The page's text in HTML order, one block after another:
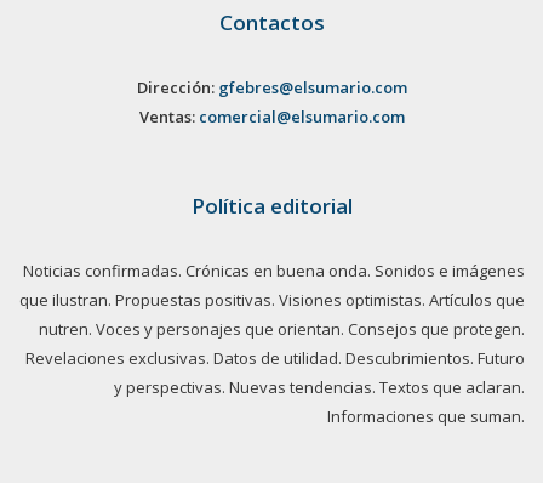
Contactos
Dirección: gfebres@elsumario.com
Ventas: comercial@elsumario.com
Política editorial
Noticias confirmadas. Crónicas en buena onda. Sonidos e imágenes
que ilustran. Propuestas positivas. Visiones optimistas. Artículos que
nutren. Voces y personajes que orientan. Consejos que protegen.
Revelaciones exclusivas. Datos de utilidad. Descubrimientos. Futuro
y perspectivas. Nuevas tendencias. Textos que aclaran.
Informaciones que suman.